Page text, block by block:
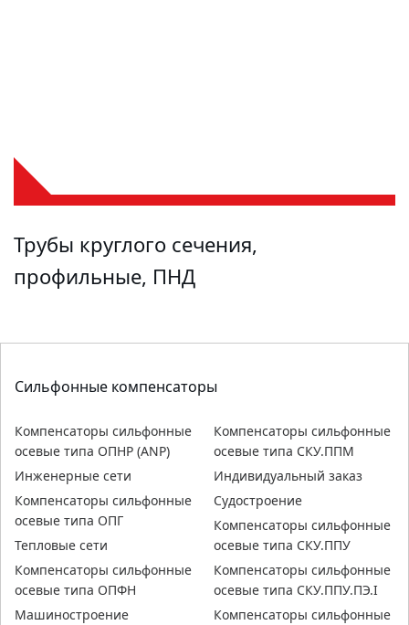
Трубы круглого сечения,
профильные, ПНД
Сильфонные компенсаторы
Компенсаторы сильфонные
осевые типа ОПНР (ANР)
Инженерные сети
Компенсаторы сильфонные
осевые типа ОПГ
Тепловые сети
Компенсаторы сильфонные
осевые типа ОПФН
Машиностроение
Компенсаторы сильфонные
осевые типа СКУ.ППМ
Индивидуальный заказ
Судостроение
Компенсаторы сильфонные
осевые типа СКУ.ППУ
Компенсаторы сильфонные
осевые типа СКУ.ППУ.ПЭ.I
Компенсаторы сильфонные